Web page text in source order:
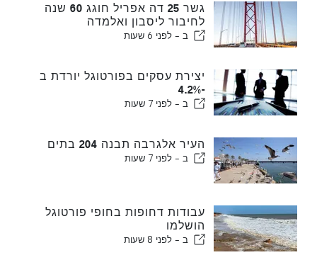
גשר 25 דה אפריל חוגג 60 שנה
לחיבור ליסבון ואלמדה
ב - לפני 6 שעות
יצירת עסקים בפורטוגל יורדת ב
-4.2%
ב - לפני 7 שעות
העיר אלגרבה תבנה 204 בתים
ב - לפני 7 שעות
עבודות דחופות בחופי פורטוגל
הושלמו
ב - לפני 8 שעות